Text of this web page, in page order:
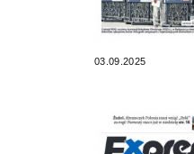
03.09.2025